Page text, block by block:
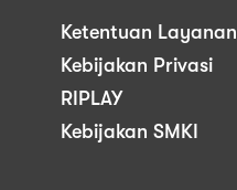
Ketentuan Layanan
Kebijakan Privasi
RIPLAY
Kebijakan SMKI